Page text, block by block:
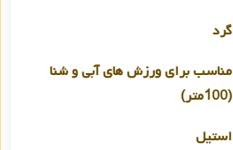
گرد
مناسب برای ورزش های آبی و شنا
(100متر)
استیل